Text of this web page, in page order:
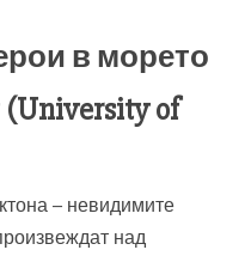
в морето
of
– невидимите
над